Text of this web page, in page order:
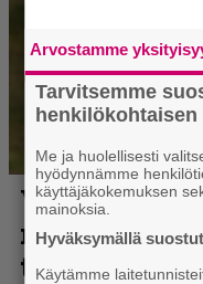
Arvostamme
Tarvitsemme
Me ja huolellisesti
hyödynnämme
käyttäjäkokemuksen
mainoksia.
Hyväksymällä
Käytämme